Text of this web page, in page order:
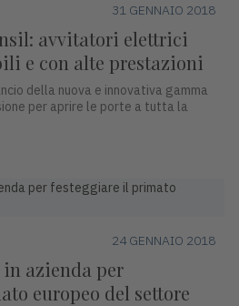
31 GENNAIO 2018
avvitatori elettrici
e con alte prestazioni
della nuova e innovativa gamma
per aprire le porte a tutta la
24 GENNAIO 2018
azienda per
europeo del settore